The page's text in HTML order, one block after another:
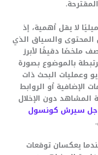
لا يقل أهمية، إذ
المحتوى والسياق الذي
ملخصًا دقيقًا لأبرز
بالموضوع بصورة
وعمليات البحث ذات
الإضافية أو الروابط
المشاهد دون الإخلال
سيرش كونسول
يعكسان توقعات